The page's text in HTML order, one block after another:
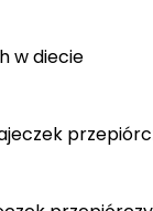
w diecie